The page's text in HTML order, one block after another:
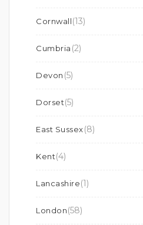
Cornwall(13)
Cumbria (2)
Devon (5)
Dorset(5)
East Sussex(8)
Kent(4)
Lancashire(1)
London(58)